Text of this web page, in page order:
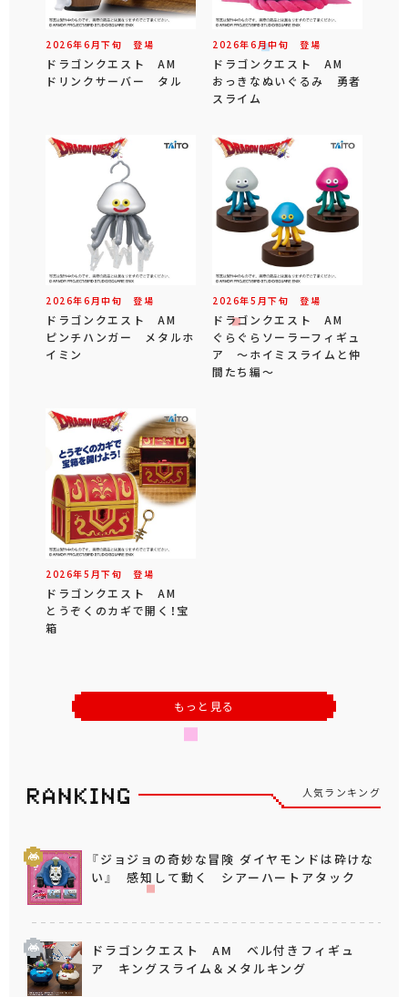
2026年6 月下旬 登場
ドラゴンクエスト AM
ドリンクサーバー タル
2026年6 月中旬 登場
ドラゴンクエスト AM
おっきなぬいぐるみ 勇者
スライム
2026年6 月中旬 登場
ドラゴンクエスト AM
ピンチハンガー メタルホ
イミン
2026年5 月下旬 登場
ドラゴンクエスト AM
ぐらぐらソーラーフィギュ
ア ～ホイミスライムと仲
間たち編～
2026年5 月下旬 登場
ドラゴンクエスト AM
とうぞくのカギで開く！宝
箱
もっと見る
人気ランキング
『ジョジョの奇妙な冒険 ダイヤモンドは砕けな
い』 感知して動く シアーハートアタック
ドラゴンクエスト AM ベル付きフィギュ
ア キングスライム＆メタルキング